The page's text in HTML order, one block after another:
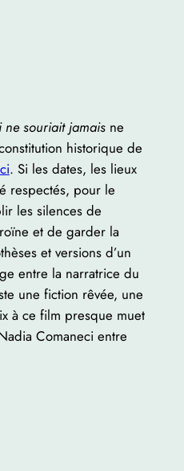
ne souriait jamaisne
historique de
. Si les dates, les lieux
respectés, pour le
les silences de
et de garder la
et versions d’un
entre la narratrice du
une fiction rêvée, une
à ce film presque muet
Comaneci entre